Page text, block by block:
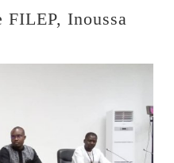
FILEP, Inoussa